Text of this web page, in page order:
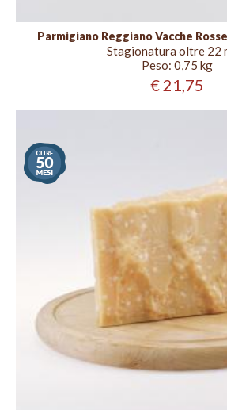
Parmigiano Reggiano Vacche
Stagionatura oltre 22
Peso: 0,75 kg
€ 21,75
Stagionatura
oltre
50